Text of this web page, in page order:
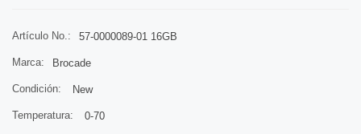
– Potencia óptica media transmitida – Potencia óptica media recibida –
Corriente de polarización del láser – Temperatura – Tensión de alimentación
• Longitudes de enlace de 10 km a 14,025 Gb/s en fibra monomodo de 9 µm
Artículo No.: 57-0000089-01 16GB
Marca: Brocade
Condición: New
Temperatura: 0-70